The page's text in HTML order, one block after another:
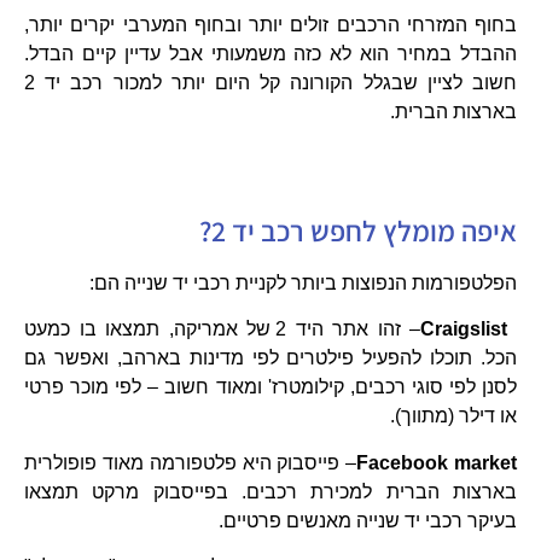
בחוף המזרחי הרכבים זולים יותר ובחוף המערבי יקרים יותר,
ההבדל במחיר הוא לא כזה משמעותי אבל עדיין קיים הבדל.
חשוב לציין שבגלל הקורונה קל היום יותר למכור רכב יד 2
בארצות הברית.
איפה מומלץ לחפש רכב יד 2?
הפלטפורמות הנפוצות ביותר לקניית רכבי יד שנייה הם:
– זהו אתר היד 2 של אמריקה, תמצאו בו כמעט
הכל. תוכלו להפעיל פילטרים לפי מדינות בארהב, ואפשר גם
לסנן לפי סוגי רכבים, קילומטרז' ומאוד חשוב – לפי מוכר פרטי
או דילר (מתווך).
Facebook market– פייסבוק היא פלטפורמה מאוד פופולרית
בארצות הברית למכירת רכבים. בפייסבוק מרקט תמצאו
בעיקר רכבי יד שנייה מאנשים פרטיים.